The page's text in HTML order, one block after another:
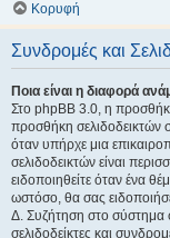
Κορυφή
Συνδρομές και
Ποια είναι η διαφορά
Στο phpBB 3.0, η
προσθήκη σελιδοδεικτών
όταν υπήρχε μια
σελιδοδεικτών είναι
ειδοποιηθείτε όταν ένα
ωστόσο, θα σας
Δ. Συζήτηση στο σύστημα
σελιδοδείκτες και